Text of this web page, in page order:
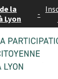
la
Lyon
-